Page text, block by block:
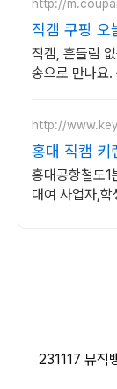
http://
직캠 쿠팡 오
직캠, 흔들림
송으로 만나요.
http://
홍대 직캠 키
홍대공항철도1
대여 사업자,학
231117 뮤직